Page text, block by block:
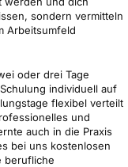
sondern vermitteln
Arbeitsumfeld
oder drei Tage
individuell auf
flexibel verteilt
und
auch in die Praxis
bei uns kostenlosen
berufliche